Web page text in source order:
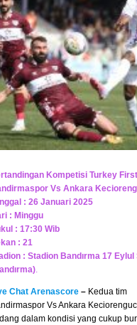
Kompetisi Turkey
Vs Ankara
: 26 Januari 2025
: Minggu
: 17:30 Wib
: 21
: Stadion Bandırma 17 Eylul
.
Chat Arenascore – Kedua tim
Vs Ankara
dalam kondisi yang cukup